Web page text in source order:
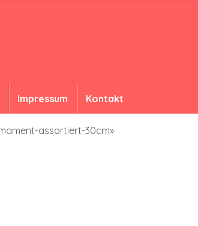
Impressum Kontakt
assortiert-30cm»